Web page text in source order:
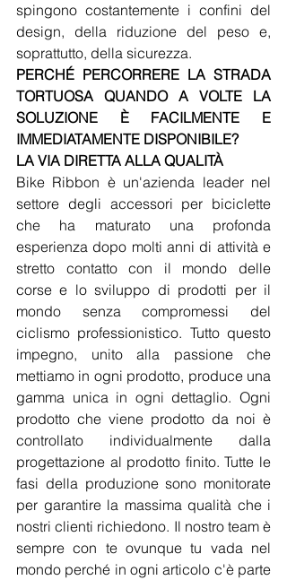
spingono costantemente i confini del
design, della riduzione del peso e,
soprattutto, della sicurezza.
PERCHÉ PERCORRERE LA STRADA
TORTUOSA QUANDO A VOLTE LA
SOLUZIONE È FACILMENTE E
IMMEDIATAMENTE DISPONIBILE?
LA VIA DIRETTA ALLA QUALITÀ
Bike Ribbon è un'azienda leader nel
settore degli accessori per biciclette
che ha maturato una profonda
esperienza dopo molti anni di attività e
stretto contatto con il mondo delle
corse e lo sviluppo di prodotti per il
mondo senza compromessi del
ciclismo professionistico. Tutto questo
impegno, unito alla passione che
mettiamo in ogni prodotto, produce una
gamma unica in ogni dettaglio. Ogni
prodotto che viene prodotto da noi è
controllato individualmente dalla
progettazione al prodotto finito. Tutte le
fasi della produzione sono monitorate
per garantire la massima qualità che i
nostri clienti richiedono. Il nostro team è
sempre con te ovunque tu vada nel
mondo perché in ogni articolo c'è parte